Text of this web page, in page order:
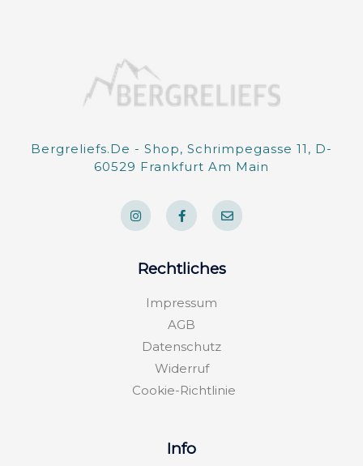
Bergreliefs.de - Shop, Schrimpegasse 11, D-
60529 Frankfurt Am Main
I
n
s
t
r
F
a
c
e
o
o
f
E
n
v
e
Rechtliches
Impressum
AGB
Datenschutz
Widerruf
Cookie-Richtlinie
Info